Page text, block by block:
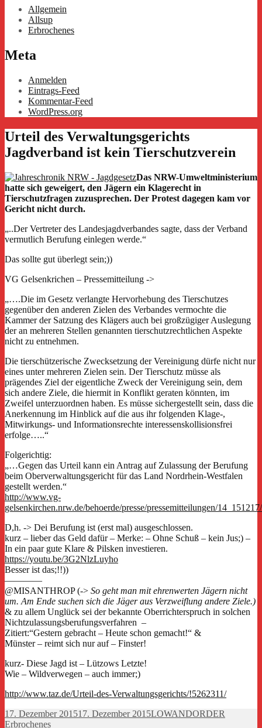
Allgemein
Allsup
Erbrochenes
Meta
Anmelden
Eintrags-Feed
Kommentar-Feed
WordPress.org
Urteil des Verwaltungsgerichts
Jagdverband ist kein Tierschutzverein
Das NRW-Umweltministerium
hatte sich geweigert, den Jägern ein Klagerecht in
Tierschutzfragen zuzusprechen. Der Protest dagegen kam vor
Gericht nicht durch.
„..Der Vertreter des Landesjagdverbandes sagte, dass der Verband
vermutlich Berufung einlegen werde.“
Das sollte gut überlegt sein;))
VG Gelsenkrichen – Pressemitteilung ->
„….Die im Gesetz verlangte Hervorhebung des Tierschutzes
gegenüber den anderen Zielen des Verbandes vermochte die
Kammer der Satzung des Klägers auch bei großzügiger Auslegung
der an mehreren Stellen genannten tierschutzrechtlichen Aspekte
nicht zu entnehmen.
Die tierschützerische Zwecksetzung der Vereinigung dürfe nicht nur
eines unter mehreren Zielen sein. Der Tierschutz müsse als
prägendes Ziel der eigentliche Zweck der Vereinigung sein, dem
sich andere Ziele, die hiermit in Konflikt geraten könnten, im
Zweifel unterzuordnen haben. Es müsse sichergestellt sein, dass die
Anerkennung im Hinblick auf die aus ihr folgenden Klage-,
Mitwirkungs- und Informationsrechte interessenskollisionsfrei
erfolge…..“
Folgerichtig:
„…Gegen das Urteil kann ein Antrag auf Zulassung der Berufung
beim Oberverwaltungsgericht für das Land Nordrhein-Westfalen
gestellt werden.“
http://www.vg-
gelsenkirchen.nrw.de/behoerde/presse/pressemitteilungen/
D,h. -> Dei Berufung ist (erst mal) ausgeschlossen.
kurz – lieber das Geld dafür – Merke: – Ohne Schuß – kein Jus;) –
In ein paar gute Klare & Pilsken investieren.
https://youtu.be/3G2NlzLuyho
Besser ist das;!!))
————
@MISANTHROP (-> So geht man mit ehrenwerten Jägern nicht
um. Am Ende suchen sich die Jäger aus Verzweiflung andere Ziele.)
& zu allem Unglück sei der bekannte Oberrichterspruch in solchen
Nichtzulassungsberufungsverfahren –
Zitiert:“Gestern gebracht – Heute schon gemacht!“ &
Münster – reimt sich nur auf – Finster!
kurz- Diese Jagd ist – Lützows Letzte!
Wie – Wildverwegen – auch immer;)
http://www.taz.de/Urteil-des-Verwaltungsgerichts/!5262311/
Veröffentlicht
am
17. Dezember 201517. Dezember 2015Autor
LOWANDORDER
Erbrochenes